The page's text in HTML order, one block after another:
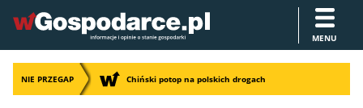
MENU
NIE PRZEGAP Chiński potop na polskich drogach